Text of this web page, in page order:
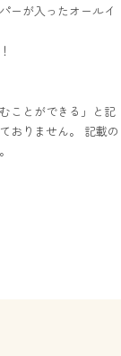
ーが入ったオールイ
ことができる」と記
おりません。 記載の